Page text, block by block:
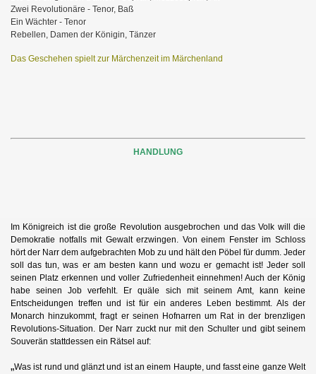
Zwei Revolutionäre - Tenor, Baß
Ein Wächter - Tenor
Rebellen, Damen der Königin, Tänzer
Das Geschehen spielt zur Märchenzeit im Märchenland
HANDLUNG
Im Königreich ist die große Revolution ausgebrochen und das Volk will die
Demokratie notfalls mit Gewalt erzwingen. Von einem Fenster im Schloss
hört der Narr dem aufgebrachten Mob zu und hält den Pöbel für dumm. Jeder
soll das tun, was er am besten kann und wozu er gemacht ist! Jeder soll
seinen Platz erkennen und voller Zufriedenheit einnehmen! Auch der König
habe seinen Job verfehlt. Er quäle sich mit seinem Amt, kann keine
Entscheidungen treffen und ist für ein anderes Leben bestimmt. Als der
Monarch hinzukommt, fragt er seinen Hofnarren um Rat in der brenzligen
Revolutions-Situation. Der Narr zuckt nur mit den Schulter und gibt seinem
Souverän stattdessen ein Rätsel auf:
„Was ist rund und glänzt und ist an einem Haupte, und fasst eine ganze Welt